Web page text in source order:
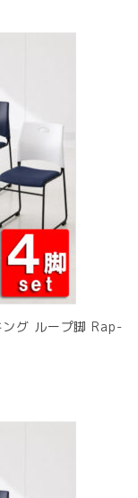
グ ループ脚 Rap-